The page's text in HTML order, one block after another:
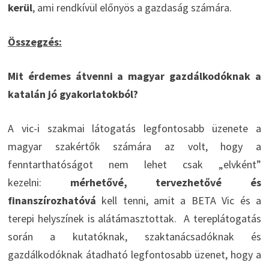
kerül, ami rendkívül előnyös a gazdaság számára.
Összegzés:
Mit érdemes átvenni a magyar gazdálkodóknak a
katalán jó gyakorlatokból?
A vic-i szakmai látogatás legfontosabb üzenete a
magyar szakértők számára az volt, hogy a
fenntarthatóságot nem lehet csak „elvként”
kezelni: mérhetővé, tervezhetővé és
finanszírozhatóvá kell tenni, amit a BETA Vic és a
terepi helyszínek is alátámasztottak. A tereplátogatás
során a kutatóknak, szaktanácsadóknak és
gazdálkodóknak átadható legfontosabb üzenet, hogy a